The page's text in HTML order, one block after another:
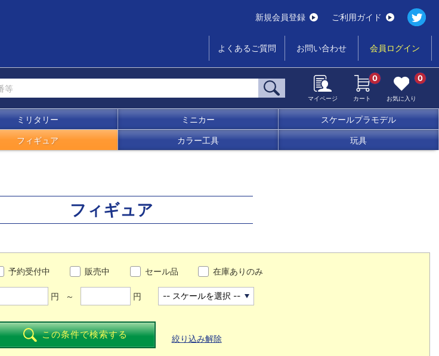
新規会員登録 ご利用ガイド
よくあるご質問 お問い合わせ 会員ログイン
マイページ カート
0
お気に入り
0
ミリタリー ミニカー スケールプラモデル
フィギュア カラー工具 玩具
フィギュア
予約受付中 販売中 セール品 在庫ありのみ
円 ～ 円
この条件で検索する 絞り込み解除